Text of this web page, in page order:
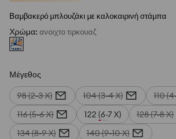
Βαμβακερό μπλουζάκι με καλοκαιρινή στάμπα
Χρώμα: ανοιχτο τιρκουαζ
Μέγεθος
98 (2-3 Χ) 104 (3-4 Χ)
110
116 (5-6 Χ)
122 (6-7 Χ)
128 (7-8 Χ)
134 (8-9 Χ)
140 (9-10 Χ)